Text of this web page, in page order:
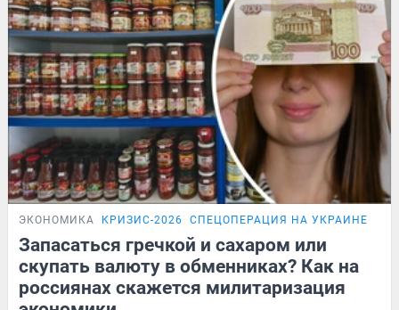
ЭКОНОМИКА КРИЗИС-2026 СПЕЦОПЕРАЦИЯ НА УКРАИНЕ
Запасаться гречкой и сахаром или
скупать валюту в обменниках? Как на
россиянах скажется милитаризация